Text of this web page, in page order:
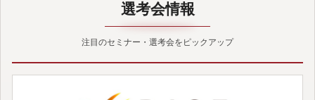
選考会情報
注目のセミナー・選考会をピックアップ